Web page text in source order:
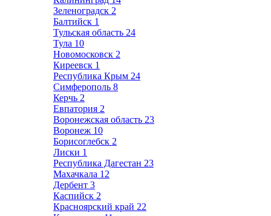
Зеленоградск 2
Балтийск 1
Тульская область 24
Тула 10
Новомосковск 2
Киреевск 1
Республика Крым 24
Симферополь 8
Керчь 2
Евпатория 2
Воронежская область 23
Воронеж 10
Борисоглебск 2
Лиски 1
Республика Дагестан 23
Махачкала 12
Дербент 3
Каспийск 2
Красноярский край 22